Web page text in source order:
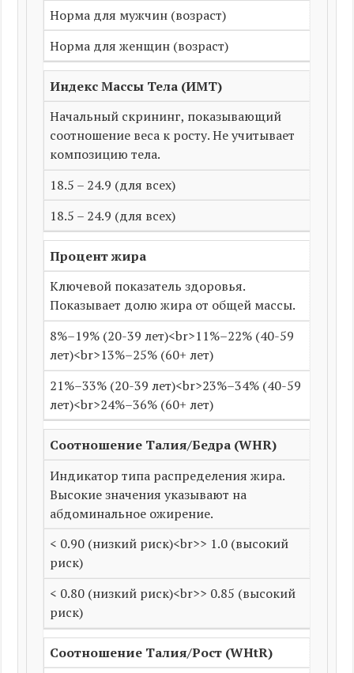
Норма для мужчин (возраст)
Норма для женщин (возраст)
Индекс Массы Тела (ИМТ)
Начальный скрининг, показывающий
соотношение веса к росту. Не учитывает
композицию тела.
18.5 – 24.9 (для всех)
18.5 – 24.9 (для всех)
Процент жира
Ключевой показатель здоровья.
Показывает долю жира от общей массы.
8%–19% (20-39 лет)<br>11%–22% (40-59
лет)<br>13%–25% (60+ лет)
21%–33% (20-39 лет)<br>23%–34% (40-59
лет)<br>24%–36% (60+ лет)
Соотношение Талия/Бедра (WHR)
Индикатор типа распределения жира.
Высокие значения указывают на
абдоминальное ожирение.
< 0.90 (низкий риск)<br>> 1.0 (высокий
риск)
< 0.80 (низкий риск)<br>> 0.85 (высокий
риск)
Соотношение Талия/Рост (WHtR)